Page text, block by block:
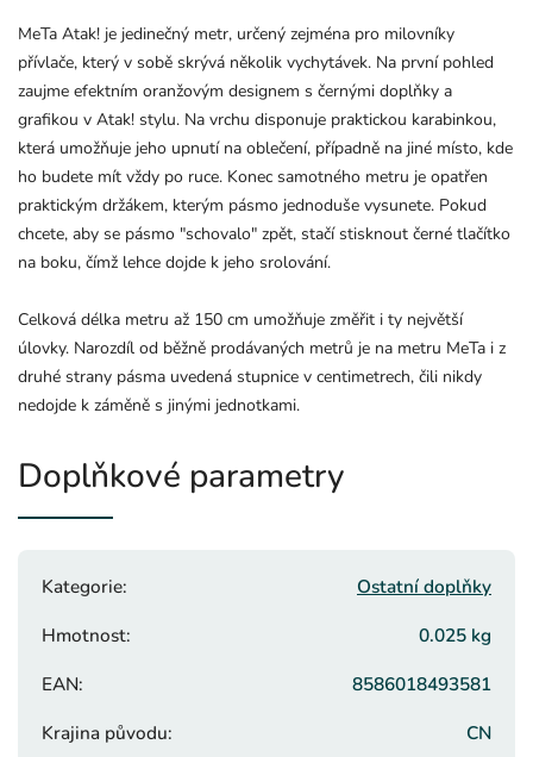
MeTa Atak! je jedinečný metr, určený zejména pro milovníky
přívlače, který v sobě skrývá několik vychytávek. Na první pohled
zaujme efektním oranžovým designem s černými doplňky a
grafikou v Atak! stylu. Na vrchu disponuje praktickou karabinkou,
která umožňuje jeho upnutí na oblečení, případně na jiné místo, kde
ho budete mít vždy po ruce. Konec samotného metru je opatřen
praktickým držákem, kterým pásmo jednoduše vysunete. Pokud
chcete, aby se pásmo "schovalo" zpět, stačí stisknout černé tlačítko
na boku, čímž lehce dojde k jeho srolování.
Celková délka metru až 150 cm umožňuje změřit i ty největší
úlovky. Narozdíl od běžně prodávaných metrů je na metru MeTa i z
druhé strany pásma uvedená stupnice v centimetrech, čili nikdy
nedojde k záměně s jinými jednotkami.
Doplňkové parametry
Kategorie:
Ostatní doplňky
Hmotnost:
0.025 kg
EAN:
8586018493581
Krajina původu:
CN